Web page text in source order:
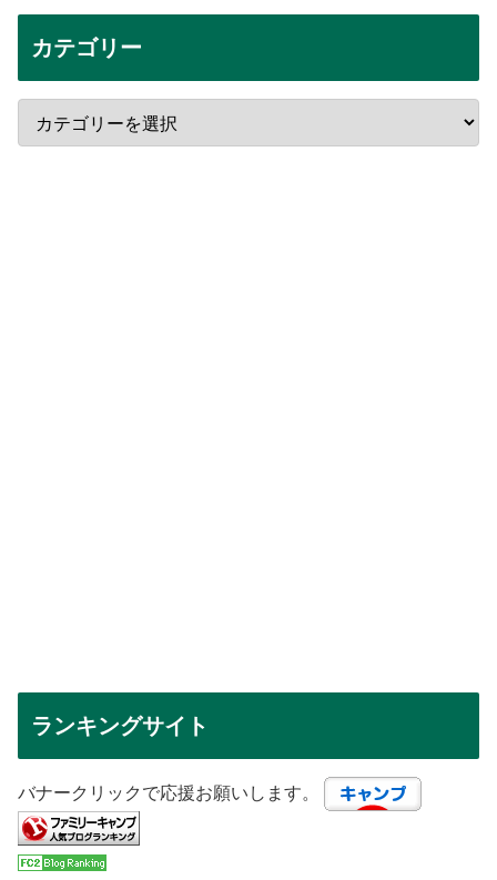
カテゴリー
ランキングサイト
バナークリックで応援お願いします。